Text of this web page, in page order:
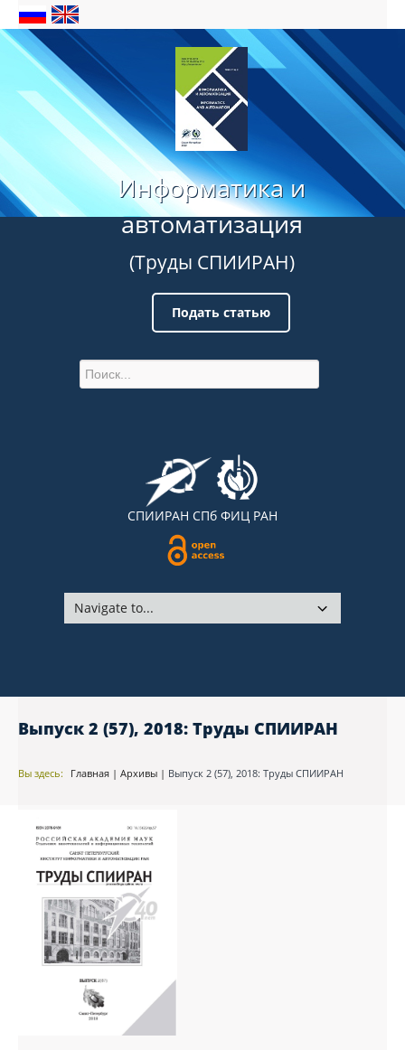
Информатика и
автоматизация
(Труды СПИИРАН)
Подать статью
СПИИРАН СПб ФИЦ РАН
Выпуск 2 (57), 2018: Труды СПИИРАН
Вы здесь: Главная | Архивы | Выпуск 2 (57), 2018: Труды СПИИРАН